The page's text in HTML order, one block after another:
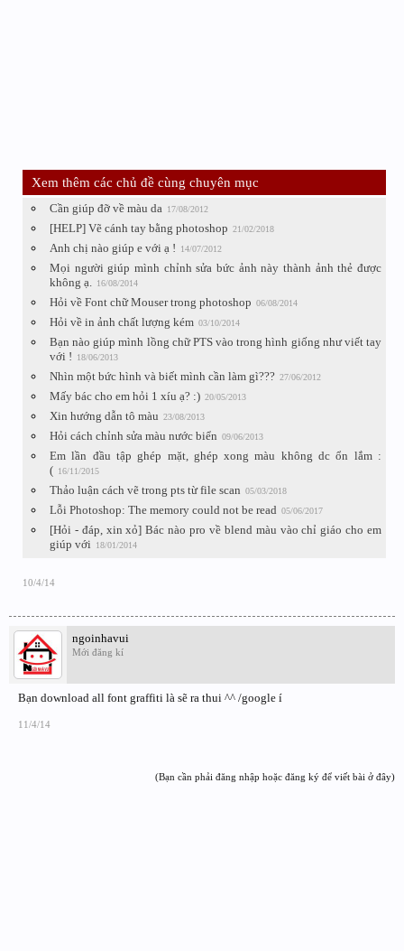
Xem thêm các chủ đề cùng chuyên mục
Cần giúp đỡ về màu da 17/08/2012
[HELP] Vẽ cánh tay bằng photoshop 21/02/2018
Anh chị nào giúp e với ạ ! 14/07/2012
Mọi người giúp mình chỉnh sửa bức ảnh này thành ảnh thẻ được
không ạ. 16/08/2014
Hỏi về Font chữ Mouser trong photoshop 06/08/2014
Hỏi về in ảnh chất lượng kém 03/10/2014
Bạn nào giúp mình lồng chữ PTS vào trong hình giống như viết tay
với !
18/06/2013
Nhìn một bức hình và biết mình cần làm gì??? 27/06/2012
Mấy bác cho em hỏi 1 xíu ạ? :) 20/05/2013
Xin hướng dẫn tô màu 23/08/2013
Hỏi cách chỉnh sửa màu nước biển 09/06/2013
Em lần đầu tập ghép mặt, ghép xong màu không dc ổn lắm :
( 16/11/2015
Thảo luận cách vẽ trong pts từ file scan 05/03/2018
Lỗi Photoshop: The memory could not be read 05/06/2017
[Hỏi - đáp, xin xỏ] Bác nào pro về blend màu vào chỉ giáo cho em
giúp với
18/01/2014
10/4/14
ngoinhavui
Mới đăng kí
Bạn download all font graffiti là sẽ ra thui ^^ /google í
11/4/14
(Bạn cần phải đăng nhập hoặc đăng ký để viết bài ở đây)